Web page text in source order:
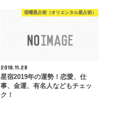
宿曜星占術（オリエンタル星占術）
2018.11.28
星宿2019年の運勢！恋愛、仕
事、金運、有名人などもチェッ
ク！